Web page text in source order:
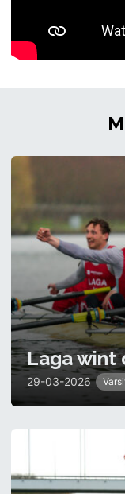
Laga wint
29-03-2026